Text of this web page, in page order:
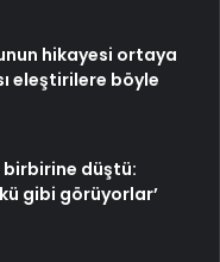
hikayesi ortaya
eleştirilere böyle
birbirine düştü:
gibi görüyorlar’